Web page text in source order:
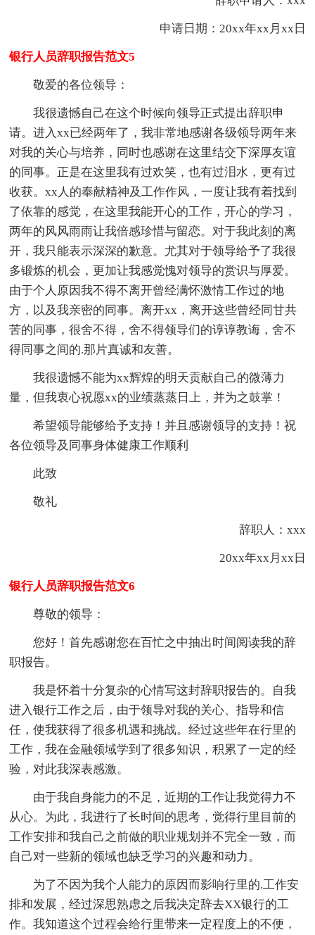
申请日期：20xx年xx月xx日
银行人员辞职报告范文5
敬爱的各位领导：
我很遗憾自己在这个时候向领导正式提出辞职申
请。进入xx已经两年了，我非常地感谢各级领导两年来
对我的关心与培养，同时也感谢在这里结交下深厚友谊
的同事。正是在这里我有过欢笑，也有过泪水，更有过
收获。xx人的奉献精神及工作作风，一度让我有着找到
了依靠的感觉，在这里我能开心的工作，开心的学习，
两年的风风雨雨让我倍感珍惜与留恋。对于我此刻的离
开，我只能表示深深的歉意。尤其对于领导给予了我很
多锻炼的机会，更加让我感觉愧对领导的赏识与厚爱。
由于个人原因我不得不离开曾经满怀激情工作过的地
方，以及我亲密的同事。离开xx，离开这些曾经同甘共
苦的同事，很舍不得，舍不得领导们的谆谆教诲，舍不
得同事之间的.那片真诚和友善。
我很遗憾不能为xx辉煌的明天贡献自己的微薄力
量，但我衷心祝愿xx的业绩蒸蒸日上，并为之鼓掌！
希望领导能够给予支持！并且感谢领导的支持！祝
各位领导及同事身体健康工作顺利
此致
敬礼
辞职人：xxx
20xx年xx月xx日
银行人员辞职报告范文6
尊敬的领导：
您好！首先感谢您在百忙之中抽出时间阅读我的辞
职报告。
我是怀着十分复杂的心情写这封辞职报告的。自我
进入银行工作之后，由于领导对我的关心、指导和信
任，使我获得了很多机遇和挑战。经过这些年在行里的
工作，我在金融领域学到了很多知识，积累了一定的经
验，对此我深表感激。
由于我自身能力的不足，近期的工作让我觉得力不
从心。为此，我进行了长时间的思考，觉得行里目前的
工作安排和我自己之前做的职业规划并不完全一致，而
自己对一些新的领域也缺乏学习的兴趣和动力。
为了不因为我个人能力的原因而影响行里的.工作安
排和发展，经过深思熟虑之后我决定辞去XX银行的工
作。我知道这个过程会给行里带来一定程度上的不便，